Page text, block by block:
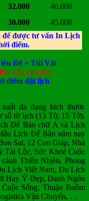
32.000
46.000
30.000
45.000
để được tư vấn In Lịch
điểm.
Đế + Túi Vải
vận chuyển
điểm đặt lịch
đa dạng kích thước
số tờ lịch (13 Tờ, 15 Tờ).
Để Bàn chữ A và Lịch
Lịch Để Bàn năm nay
Sai, 12 Con Giáp, Nhà
Tài Lộc, Sức Khoẻ Cuộc
Thiên Nhiên, Phong
Lịch Việt Nam, Du Lịch
Hay Ý Đẹp, Danh Ngôn
Sống, Thuận Buồm
Vận Chuyển, …